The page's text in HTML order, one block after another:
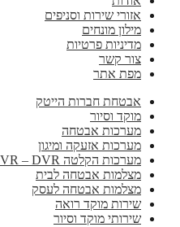
אזורי שירות וסניפים
מילון מונחים
מדיניות פרטיות
צור קשר
מפת אתר
אבטחת חברות הייטק
מוקד וסיור
מערכות אבטחה
מערכות אזעקה ומיגון
מערכות הקלטה NVR – DVR
מצלמות אבטחה לבית
מצלמות אבטחה לעסק
שירות מוקד רואה
שירותי מוקד וסיור